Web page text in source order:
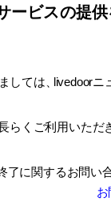
ービスの提供
しては livedoorニ
らくご利用いただ
了に関するお問い